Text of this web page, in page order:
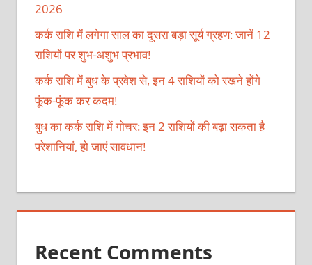
2026
कर्क राशि में लगेगा साल का दूसरा बड़ा सूर्य ग्रहण: जानें 12
राशियों पर शुभ-अशुभ प्रभाव!
कर्क राशि में बुध के प्रवेश से, इन 4 राशियों को रखने होंगे
फूंक-फूंक कर कदम!
बुध का कर्क राशि में गोचर: इन 2 राशियों की बढ़ा सकता है
परेशानियां, हो जाएं सावधान!
Recent Comments